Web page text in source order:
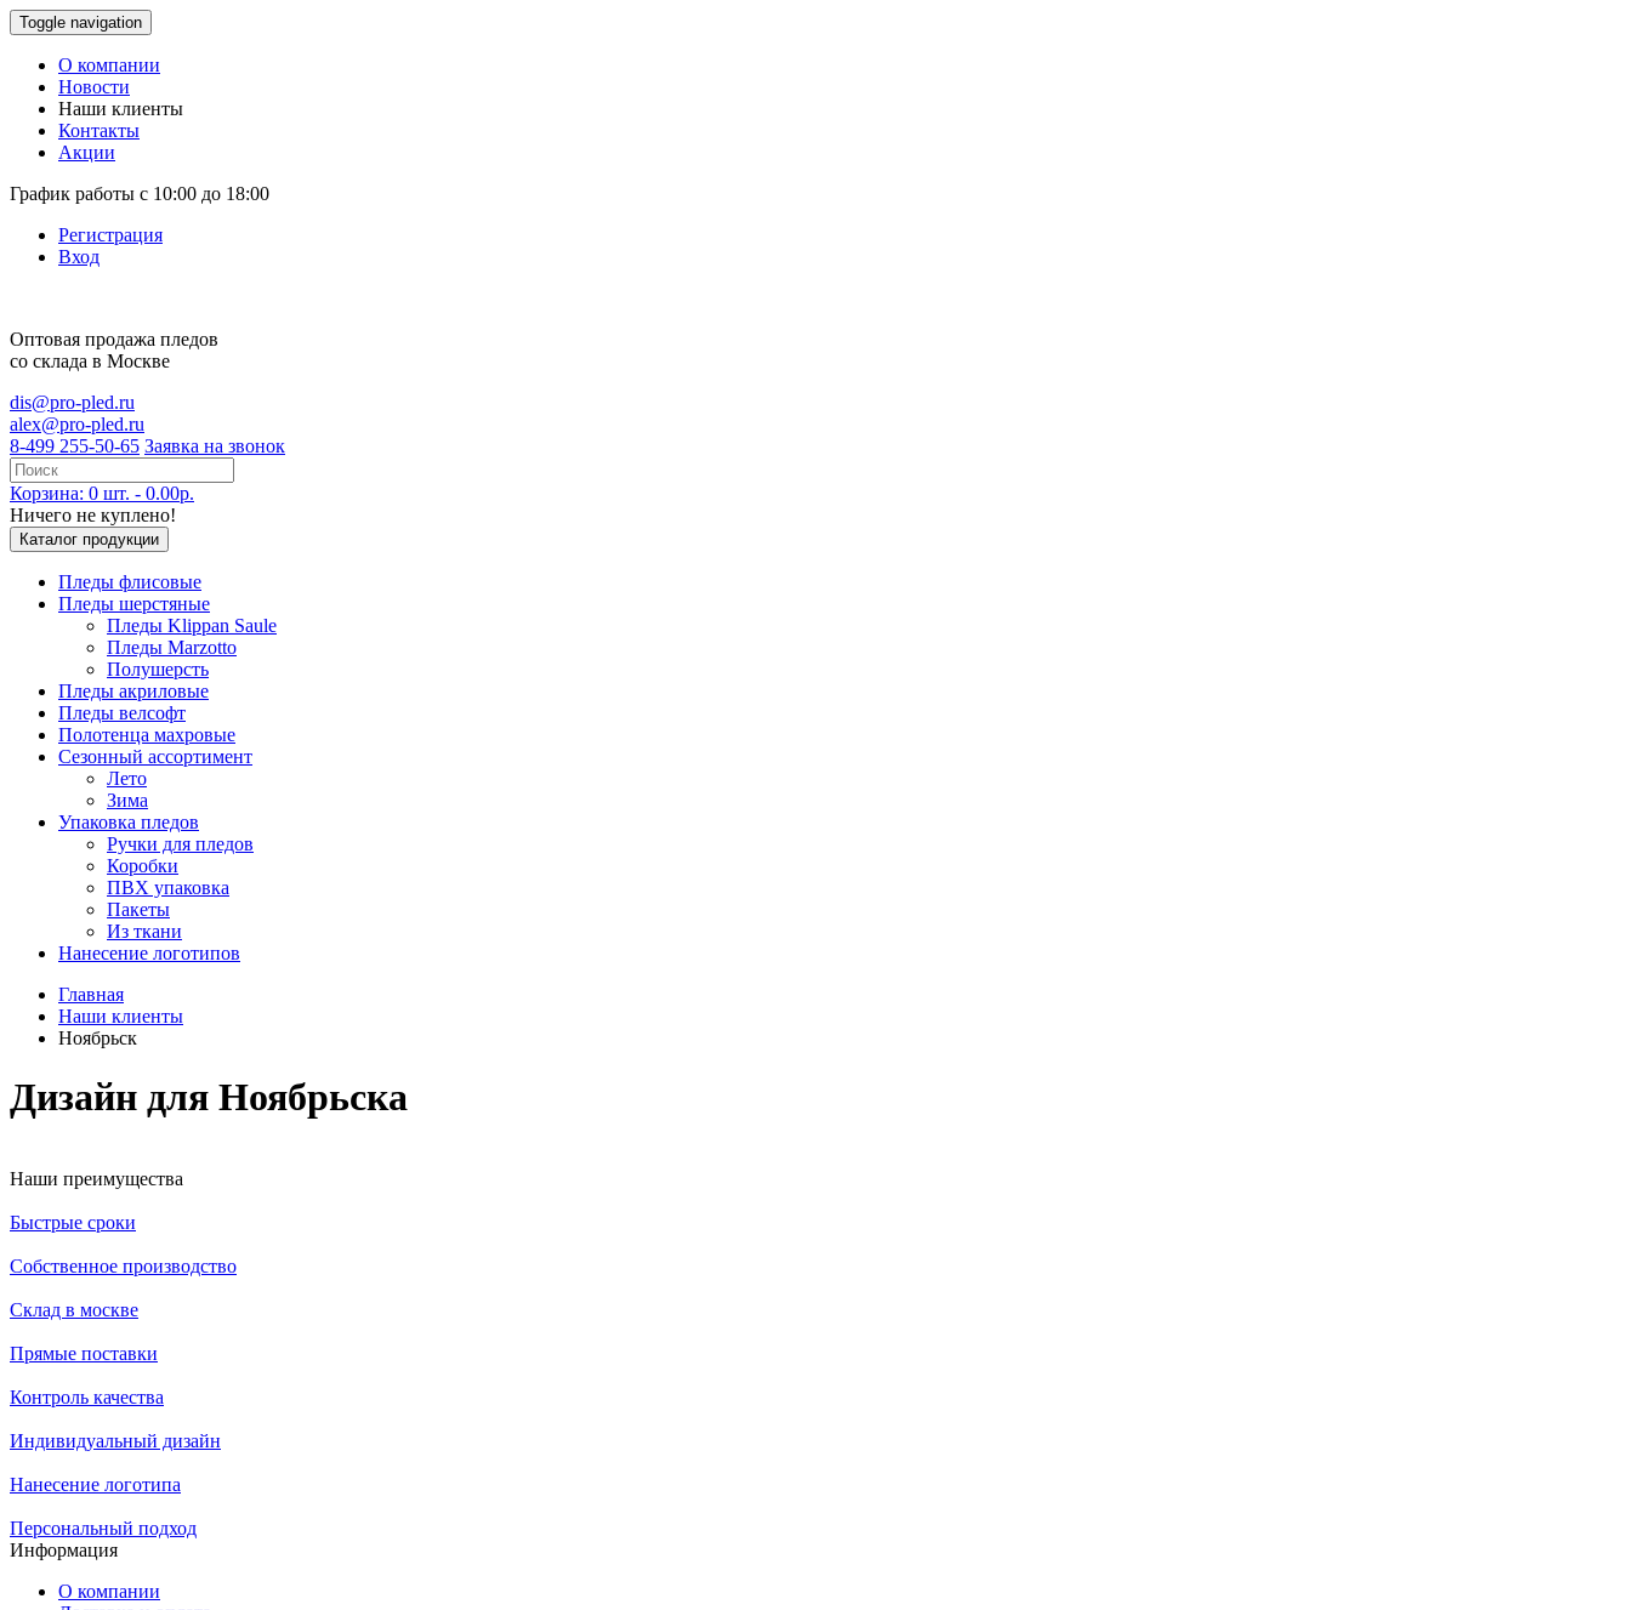
Toggle navigation
О компании
Новости
Наши клиенты
Контакты
Акции
График работы с 10:00 до 18:00
Регистрация
Вход
Оптовая продажа пледов
со склада в Москве
dis@pro-pled.ru
alex@pro-pled.ru
8-499 255-50-65 Заявка на звонок
Корзина: 0 шт. - 0.00р.
Ничего не куплено!
Каталог продукции
Пледы флисовые
Пледы шерстяные
Пледы Klippan Saule
Пледы Marzotto
Полушерсть
Пледы акриловые
Пледы велсофт
Полотенца махровые
Сезонный ассортимент
Лето
Зима
Упаковка пледов
Ручки для пледов
Коробки
ПВХ упаковка
Пакеты
Из ткани
Нанесение логотипов
Главная
Наши клиенты
Ноябрьск
Дизайн для Ноябрьска
Наши преимущества
Быстрые сроки
Собственное производство
Склад в москве
Прямые поставки
Контроль качества
Индивидуальный дизайн
Нанесение логотипа
Персональный подход
Информация
О компании